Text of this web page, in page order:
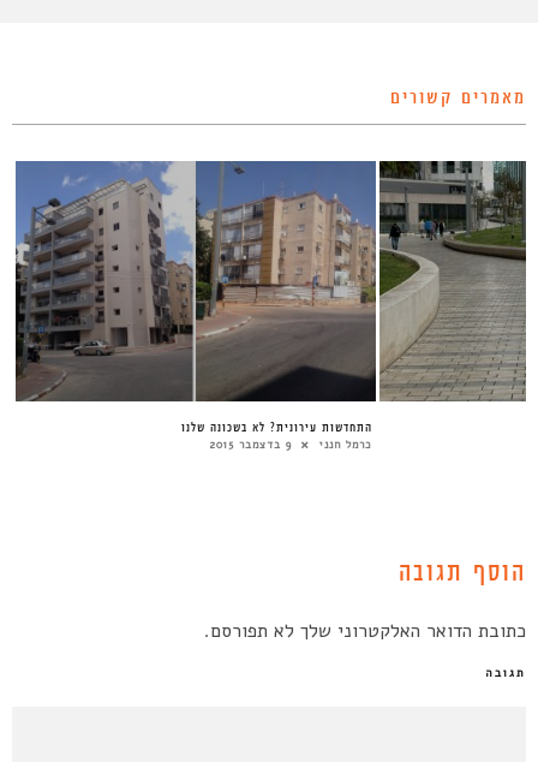
מאמרים קשורים
התחדשות עירונית? לא בשכונה שלנו
כרמל חנני 9 בדצמבר 2015
הוסף תגובה
כתובת הדואר האלקטרוני שלך לא תפורסם.
תגובה